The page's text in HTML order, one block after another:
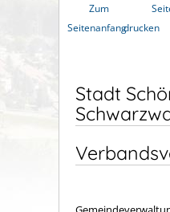
Zum
Seitenanfangdrucken
Stadt